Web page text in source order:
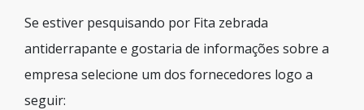
Se estiver pesquisando por Fita zebrada
antiderrapante e gostaria de informações sobre a
empresa selecione um dos fornecedores logo a
seguir: